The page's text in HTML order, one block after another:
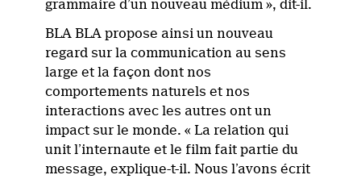
grammaire d’un nouveau médium », dit-il.
BLA BLA propose ainsi un nouveau
regard sur la communication au sens
large et la façon dont nos
comportements naturels et nos
interactions avec les autres ont un
impact sur le monde. « La relation qui
unit l’internaute et le film fait partie du
message, explique-t-il. Nous l’avons écrit